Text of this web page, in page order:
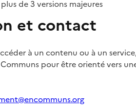
de 3 versions majeures
et contact
à un contenu ou à un
pour être orienté vers